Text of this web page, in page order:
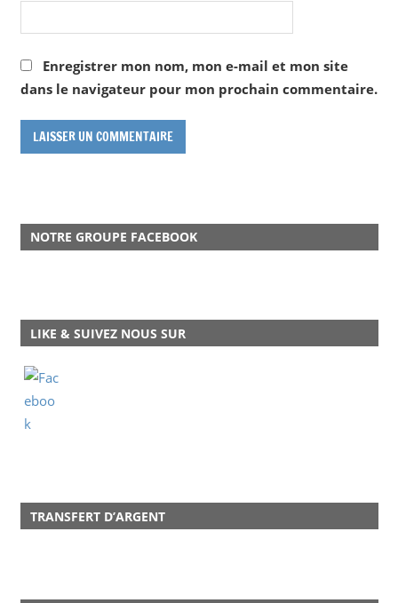
Enregistrer mon nom, mon e-mail et mon site
dans le navigateur pour mon prochain commentaire.
NOTRE GROUPE FACEBOOK
LIKE & SUIVEZ NOUS SUR
TRANSFERT D’ARGENT